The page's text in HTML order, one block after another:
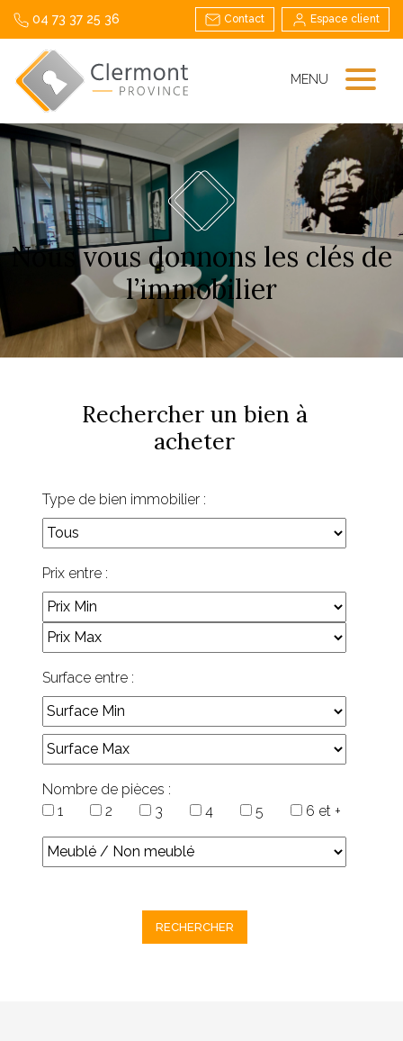
04 73 37 25 36 Contact Espace client
MENU
Nous vous donnons les clés de
l’immobilier
Rechercher un bien à
acheter
Type de bien immobilier :
Prix entre :
Surface entre :
Nombre de pièces :
1
2 3 4 5 6 et +